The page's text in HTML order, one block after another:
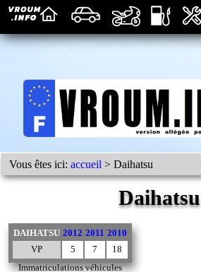
Vous êtes ici:accueil > Daihatsu
Daihatsu
Immatriculations véhicules
DAIHATSU 2012 2011 2010
VP
5 7 18